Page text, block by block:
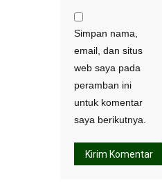
Simpan nama,
email, dan situs
web saya pada
peramban ini
untuk komentar
saya berikutnya.